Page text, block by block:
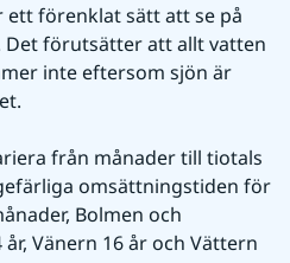
förenklat sätt att se på
förutsätter att allt vatten
inte eftersom sjön är
från månader till tiotals
omsättningstiden för
Bolmen och
Vänern 16 år och Vättern